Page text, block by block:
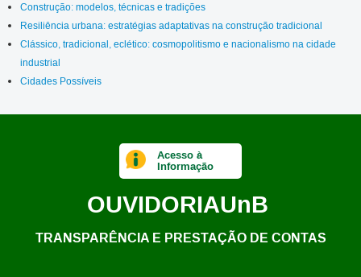
Construção: modelos, técnicas e tradições
Resiliência urbana: estratégias adaptativas na construção tradicional
Clássico, tradicional, eclético: cosmopolitismo e nacionalismo na cidade
industrial
Cidades Possíveis
Acesso à
Informação
OUVIDORIAUnB
TRANSPARÊNCIA E PRESTAÇÃO DE CONTAS